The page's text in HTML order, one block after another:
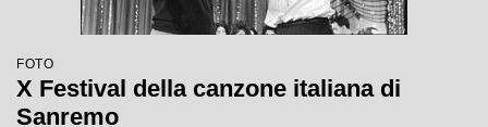
FOTO
X Festival della canzone italiana di
Sanremo